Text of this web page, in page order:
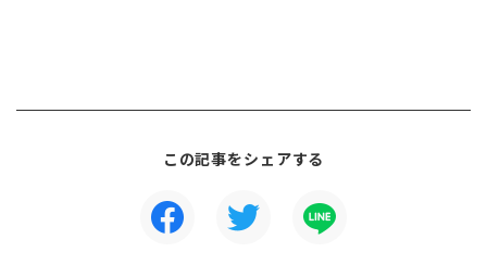
この記事をシェアする